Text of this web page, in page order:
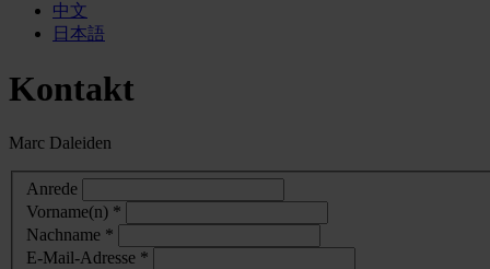
中文
日本語
Kontakt
Marc Daleiden
Anrede
Vorname(n) *
Nachname *
E-Mail-Adresse *